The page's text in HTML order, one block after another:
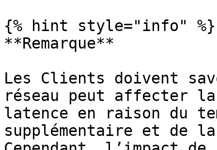
{% hint style="info" %}
**Remarque**
Les Clients doivent
réseau peut affecter
latence en raison du
supplémentaire et de